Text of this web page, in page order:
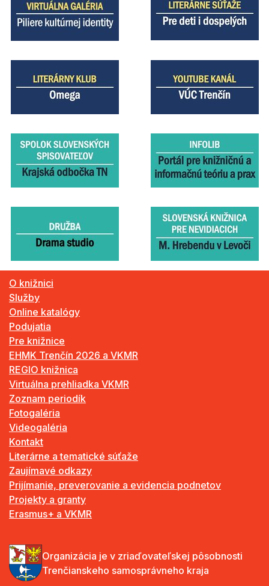
O knižnici
Služby
Online katalógy
Podujatia
Pre knižnice
EHMK Trenčín 2026 a VKMR
REGIO knižnica
Virtuálna prehliadka VKMR
Zoznam periodík
Fotogaléria
Videogaléria
Kontakt
Literárne a tematické súťaže
Zaujímavé odkazy
Prijímanie, preverovanie a evidencia podnetov
Projekty a granty
Erasmus+ a VKMR
Organizácia je v zriaďovateľskej pôsobnosti
Trenčianskeho samosprávneho kraja